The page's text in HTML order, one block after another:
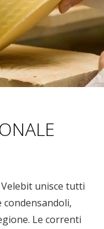
unisce tutti
Le correnti